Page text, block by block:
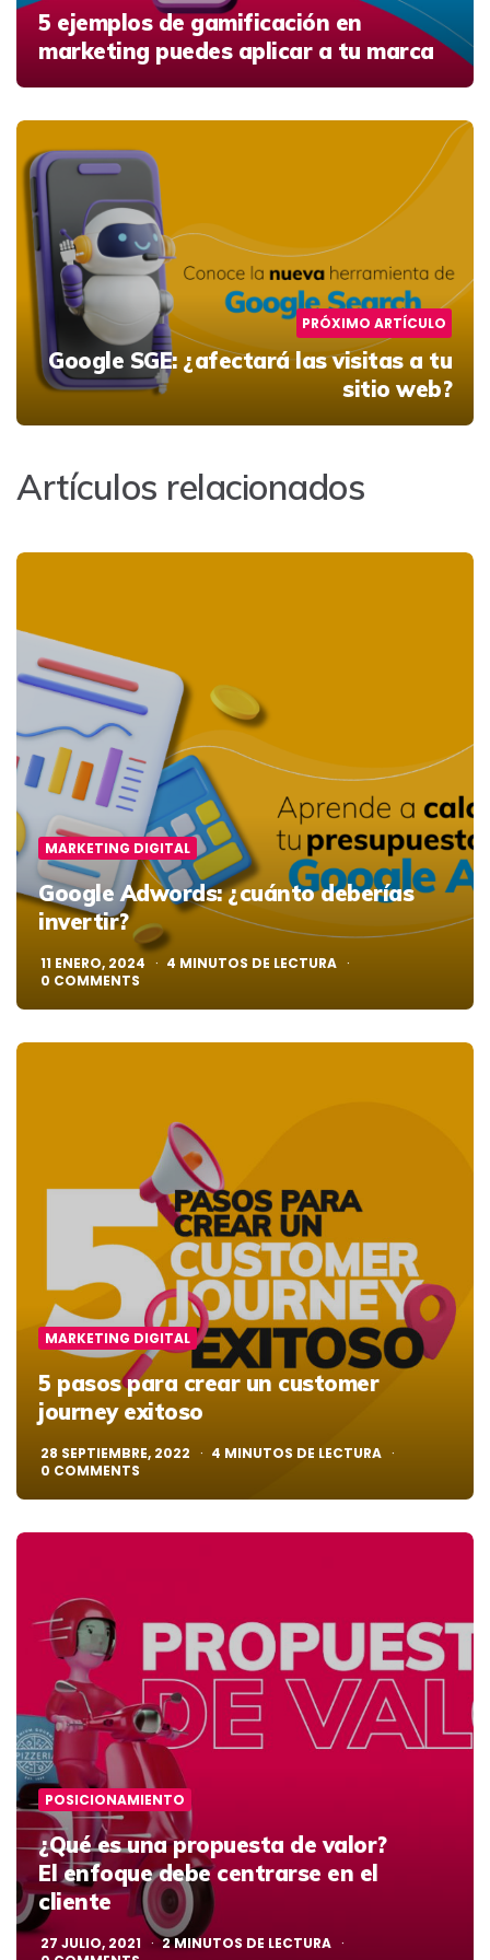
5 ejemplos de gamificación en
marketing puedes aplicar a tu marca
PRÓXIMO ARTÍCULO
Google SGE: ¿afectará las visitas a tu
sitio web?
Artículos relacionados
MARKETING DIGITAL
Google Adwords: ¿cuánto deberías
invertir?
11 ENERO, 2024 4 MINUTOS DE LECTURA
0 COMMENTS
MARKETING DIGITAL
5 pasos para crear un customer
journey exitoso
28 SEPTIEMBRE, 2022 4 MINUTOS DE LECTURA
0 COMMENTS
POSICIONAMIENTO
¿Qué es una propuesta de valor?
El enfoque debe centrarse en el
cliente
27 JULIO, 2021 2MINUTOS DE LECTURA